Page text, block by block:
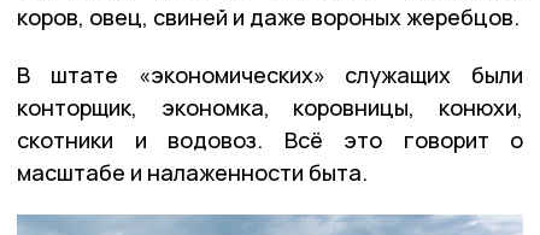
коров, овец, свиней и даже вороных жеребцов.
В штате «экономических» служащих были
конторщик, экономка, коровницы, конюхи,
скотники и водовоз. Всё это говорит о
масштабе и налаженности быта.